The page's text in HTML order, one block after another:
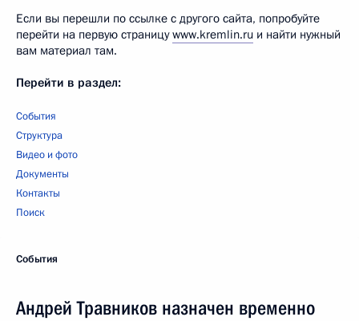
Если вы перешли по ссылке с другого сайта, попробуйте
перейти на первую страницуwww.kremlin.ru и найти нужный
вам материал там.
Перейти в раздел:
События
Структура
Видео и фото
Документы
Контакты
Поиск
События
Андрей Травников назначен временно